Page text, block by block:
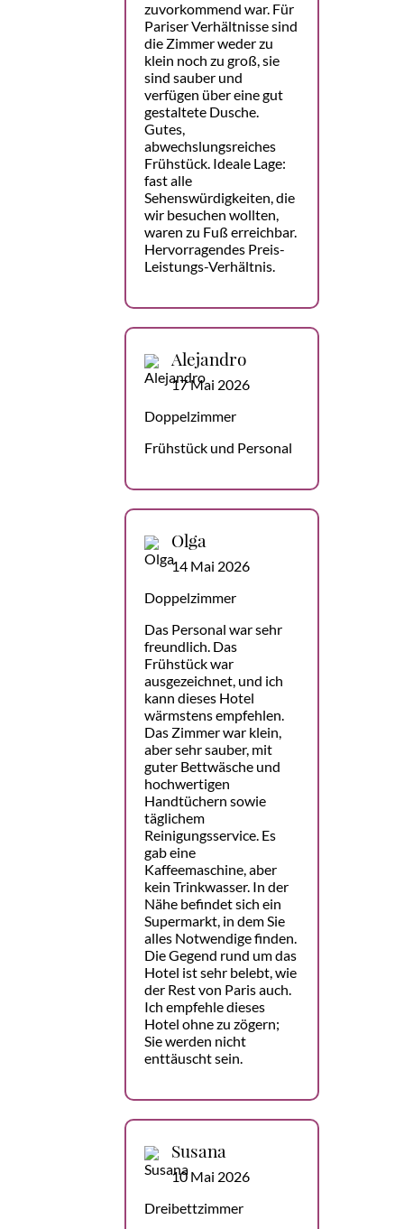
zuvorkommend war. Für
Pariser Verhältnisse sind
die Zimmer weder zu
klein noch zu groß, sie
sind sauber und
verfügen über eine gut
gestaltete Dusche.
Gutes,
abwechslungsreiches
Frühstück. Ideale Lage:
fast alle
Sehenswürdigkeiten, die
wir besuchen wollten,
waren zu Fuß erreichbar.
Hervorragendes Preis-
Leistungs-Verhältnis.
Alejandro
17 Mai 2026
Doppelzimmer
Frühstück und Personal
Olga
14 Mai 2026
Doppelzimmer
Das Personal war sehr
freundlich. Das
Frühstück war
ausgezeichnet, und ich
kann dieses Hotel
wärmstens empfehlen.
Das Zimmer war klein,
aber sehr sauber, mit
guter Bettwäsche und
hochwertigen
Handtüchern sowie
täglichem
Reinigungsservice. Es
gab eine
Kaffeemaschine, aber
kein Trinkwasser. In der
Nähe befindet sich ein
Supermarkt, in dem Sie
alles Notwendige finden.
Die Gegend rund um das
Hotel ist sehr belebt, wie
der Rest von Paris auch.
Ich empfehle dieses
Hotel ohne zu zögern;
Sie werden nicht
enttäuscht sein.
Susana
10 Mai 2026
Dreibettzimmer